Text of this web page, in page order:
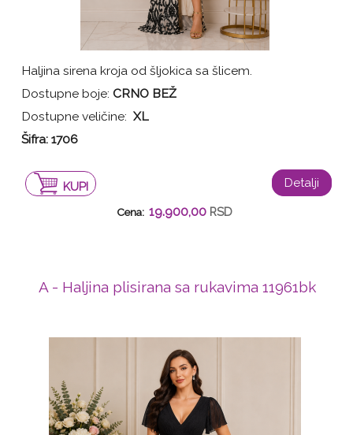
Haljina sirena kroja od šljokica sa šlicem.
Dostupne boje: CRNO BEŽ
Dostupne veličine: XL
Šifra: 1706
KUPI Detalji
Cena: 19.900,00 RSD
A - Haljina plisirana sa rukavima 11961bk